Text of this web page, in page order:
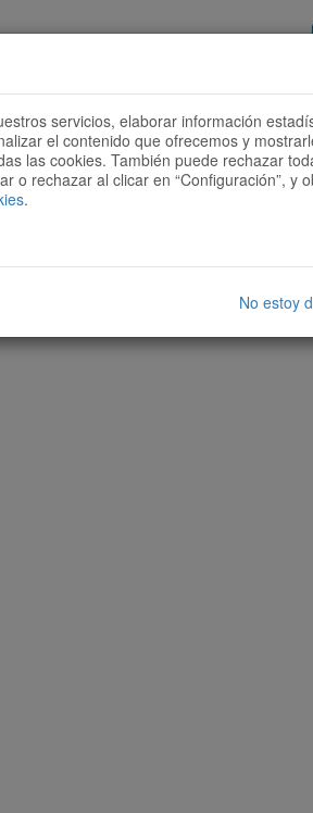
Quieres ser colaborador?
servicios, elaborar información
el contenido que ofrecemos y
las cookies. También puede rechazar
o rechazar al clicar en “Configuración”, y
.
No estoy